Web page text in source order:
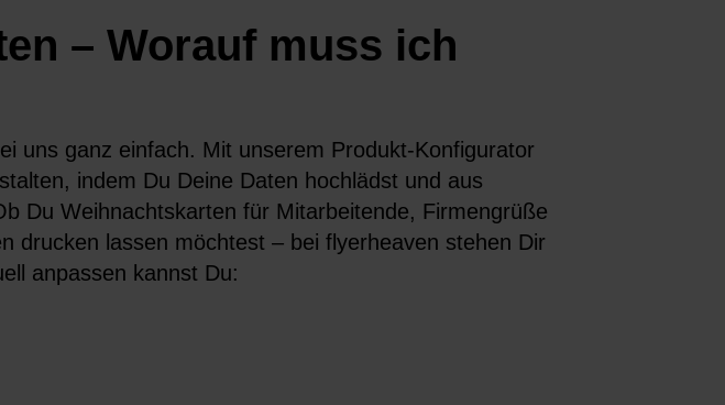
– Worauf muss ich
uns ganz einfach. Mit unserem Produkt-Konfigurator
indem Du Deine Daten hochlädst und aus
Du Weihnachtskarten für Mitarbeitende, Firmengrüße
drucken lassen möchtest – bei flyerheaven stehen Dir
anpassen kannst Du: